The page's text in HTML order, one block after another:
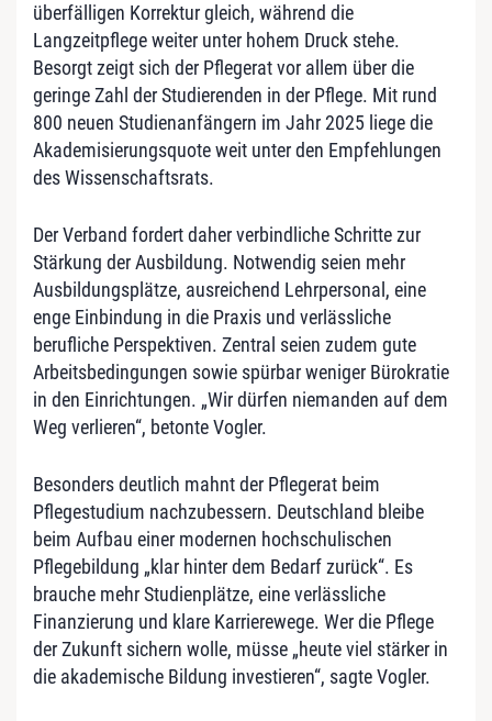
überfälligen Korrektur gleich, während die
Langzeitpflege weiter unter hohem Druck stehe.
Besorgt zeigt sich der Pflegerat vor allem über die
geringe Zahl der Studierenden in der Pflege. Mit rund
800 neuen Studienanfängern im Jahr 2025 liege die
Akademisierungsquote weit unter den Empfehlungen
des Wissenschaftsrats.
Der Verband fordert daher verbindliche Schritte zur
Stärkung der Ausbildung. Notwendig seien mehr
Ausbildungsplätze, ausreichend Lehrpersonal, eine
enge Einbindung in die Praxis und verlässliche
berufliche Perspektiven. Zentral seien zudem gute
Arbeitsbedingungen sowie spürbar weniger Bürokratie
in den Einrichtungen. „Wir dürfen niemanden auf dem
Weg verlieren“, betonte Vogler.
Besonders deutlich mahnt der Pflegerat beim
Pflegestudium nachzubessern. Deutschland bleibe
beim Aufbau einer modernen hochschulischen
Pflegebildung „klar hinter dem Bedarf zurück“. Es
brauche mehr Studienplätze, eine verlässliche
Finanzierung und klare Karrierewege. Wer die Pflege
der Zukunft sichern wolle, müsse „heute viel stärker in
die akademische Bildung investieren“, sagte Vogler.